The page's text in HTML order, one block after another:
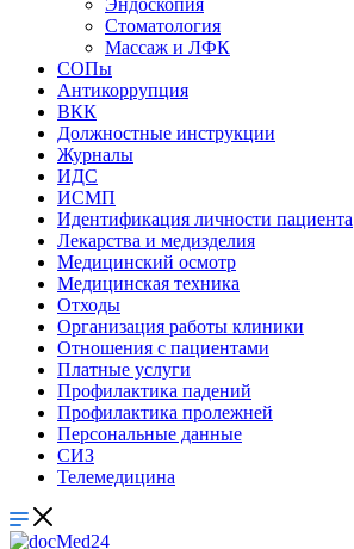
Эндоскопия
Стоматология
Массаж и ЛФК
СОПы
Антикоррупция
ВКК
Должностные инструкции
Журналы
ИДС
ИСМП
Идентификация личности пациента
Лекарства и медизделия
Медицинский осмотр
Медицинская техника
Отходы
Организация работы клиники
Отношения с пациентами
Платные услуги
Профилактика падений
Профилактика пролежней
Персональные данные
СИЗ
Телемедицина